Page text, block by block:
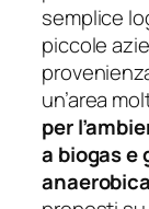
semplice
piccole
un’area
per
a biogas e
anaerobica